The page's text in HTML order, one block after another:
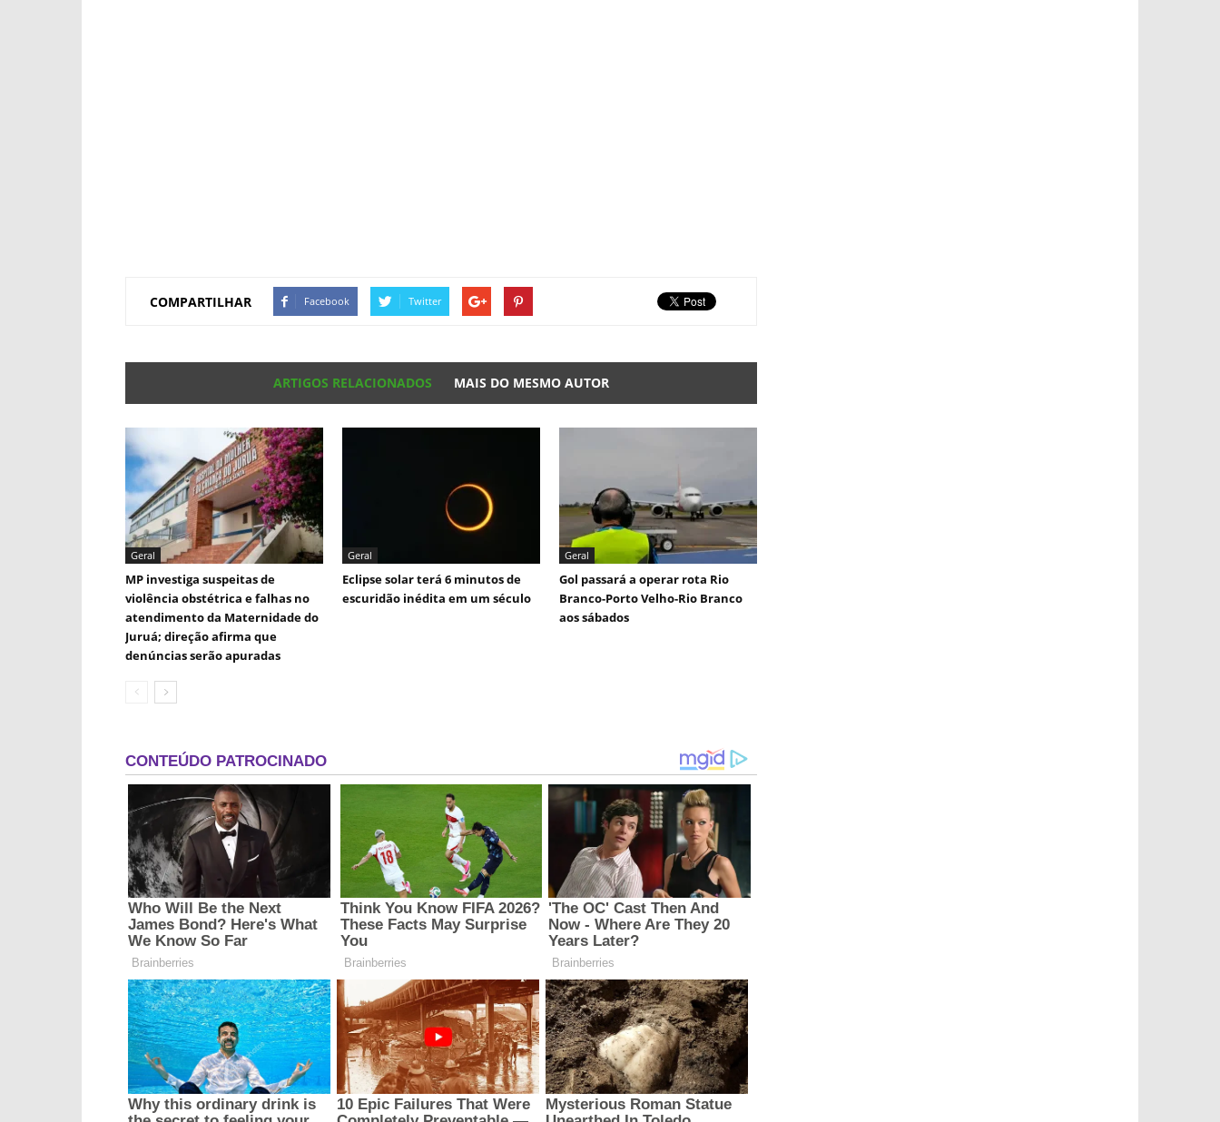
COMPARTILHAR Facebook Twitter
ARTIGOS RELACIONADOS MAIS DO MESMO AUTOR
Geral
MP investiga suspeitas de
violência obstétrica e falhas no
atendimento da Maternidade do
Juruá; direção afirma que
denúncias serão apuradas
Geral
Eclipse solar terá 6 minutos de
escuridão inédita em um século
Geral
Gol passará a operar rota Rio
Branco-Porto Velho-Rio Branco
aos sábados